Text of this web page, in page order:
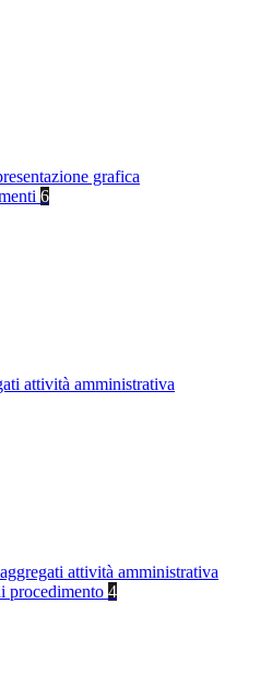
grafica
6
attività amministrativa
attività amministrativa
procedimento 4